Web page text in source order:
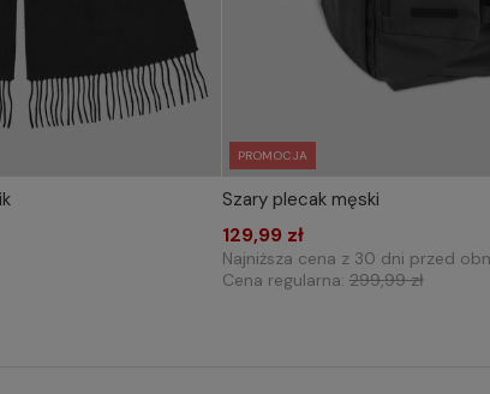
DO KOSZYKA
PROMOCJA
WYBIERZ ROZMIAR DO
Szary plecak męski
129,99 zł
Najniższa cena z 30 dni przed
Cena regularna:299,99 zł